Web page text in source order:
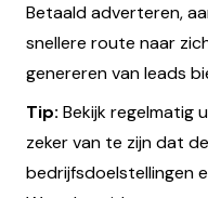
Betaald adverteren,
snellere route naar
genereren van leads
Tip: Bekijk regelmatig
zeker van te zijn dat
bedrijfsdoelstellingen